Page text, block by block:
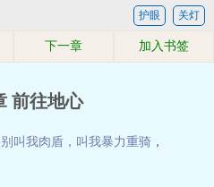
历史军事
女生频道 完本小说
永久书架
关灯
护眼
下一章 加入书签
前往地心
叫我肉盾，叫我暴力重骑 ，